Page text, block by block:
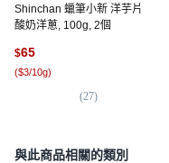
Shinchan 蠟筆小新 洋芋片
酸奶洋蔥, 100g, 2個
$65
($3/10g)
(27)
與此商品相關的類別